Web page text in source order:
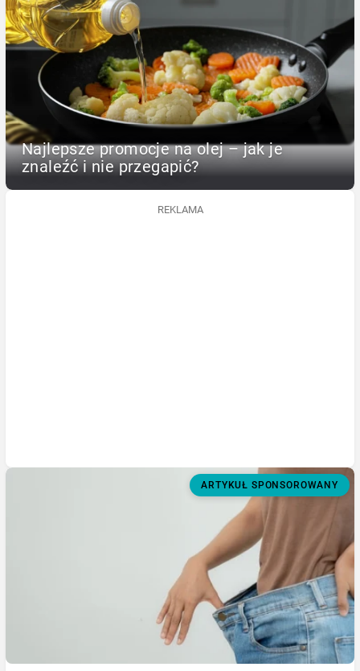
Najlepsze promocje na olej – jak je
znaleźć i nie przegapić?
REKLAMA
ARTYKUŁ SPONSOROWANY